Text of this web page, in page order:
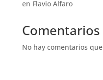
en Flavio Alfaro
No hay comentarios